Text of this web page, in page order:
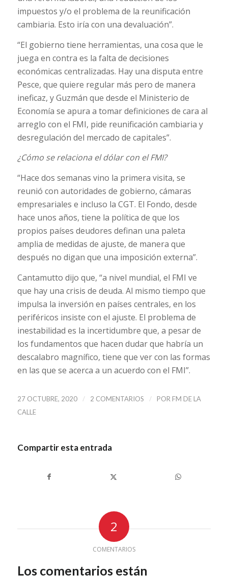
impuestos y/o el problema de la reunificación
cambiaria. Esto iría con una devaluación”.
“El gobierno tiene herramientas, una cosa que le
juega en contra es la falta de decisiones
económicas centralizadas. Hay una disputa entre
Pesce, que quiere regular más pero de manera
ineficaz, y Guzmán que desde el Ministerio de
Economía se apura a tomar definiciones de cara al
arreglo con el FMI, pide reunificación cambiaria y
desregulación del mercado de capitales”.
¿Cómo se relaciona el dólar con el FMI?
“Hace dos semanas vino la primera visita, se
reunió con autoridades de gobierno, cámaras
empresariales e incluso la CGT. El Fondo, desde
hace unos años, tiene la política de que los
propios países deudores definan una paleta
amplia de medidas de ajuste, de manera que
después no digan que una imposición externa”.
Cantamutto dijo que, “a nivel mundial, el FMI ve
que hay una crisis de deuda. Al mismo tiempo que
impulsa la inversión en países centrales, en los
periféricos insiste con el ajuste. El problema de
inestabilidad es la incertidumbre que, a pesar de
los fundamentos que hacen dudar que habría un
descalabro magnífico, tiene que ver con las formas
en las que se acerca a un acuerdo con el FMI”.
27 OCTUBRE, 2020 / 2 COMENTARIOS / POR FM DE LA
CALLE
Compartir esta entrada
2
COMENTARIOS
Los comentarios están